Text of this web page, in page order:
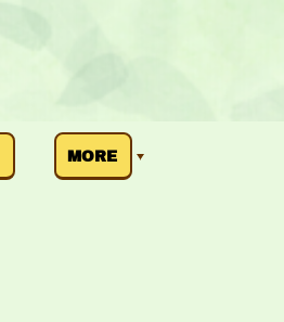
MORE